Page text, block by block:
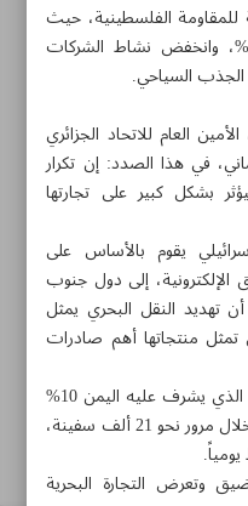
مؤسسة ايران الثقافية
۸۸۷٦۱۲٥٤
للمقاومة الفلسطينية، حيث
قفزت معدلات البطالة بنسبة 100%، وانخفض نشاط الشركات
السياحي.
العام للاتحاد الجزائري
في هذا الصدد: إن تكرار
بشكل كبير على تجارتها
يقوم بالأساس على
الإلكترونية، إلى دول جنوب
تهديد النقل البحري يمثل
تمثل منتجاتها أهم صادرات
يذكر أن تمر عبر مضيق باب المندب الذي يشرف عليه اليمن 10%
من التجارة البحرية الدولية سنوياً من خلال مرور نحو 21 ألف سفينة،
وتعرض التجارة البحرية